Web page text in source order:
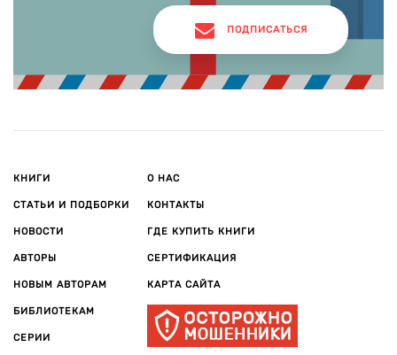
ПОДПИСАТЬСЯ
КНИГИ
СТАТЬИ И ПОДБОРКИ
НОВОСТИ
АВТОРЫ
НОВЫМ АВТОРАМ
БИБЛИОТЕКАМ
СЕРИИ
О НАС
КОНТАКТЫ
ГДЕ КУПИТЬ КНИГИ
СЕРТИФИКАЦИЯ
КАРТА САЙТА